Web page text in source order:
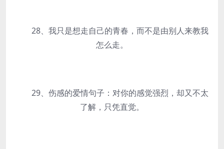
28、我只是想走自己的青春，而不是由别人来教我
怎么走。
29、伤感的爱情句子：对你的感觉强烈，却又不太
了解，只凭直觉。